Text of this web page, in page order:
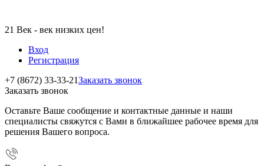
21 Век - век низких цен!
Вход
Регистрация
+7 (8672) 33-33-21Заказать звонок
Заказать звонок
Оставьте Ваше сообщение и контактные данные и наши
специалисты свяжутся с Вами в ближайшее рабочее время для
решения Вашего вопроса.